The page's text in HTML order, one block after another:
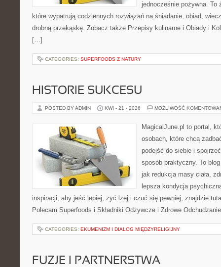
jednocześnie pożywna. To
które wypatrują codziennych rozwiązań na śniadanie, obiad,
drobną przekąskę. Zobacz także Przepisy kulinarne i Obiady i
[…]
CATEGORIES: SUPERFOODS Z NATURY
HISTORIE SUKCESU
POSTED BY ADMIN KWI - 21 - 2026 MOŻLIWOŚĆ
MagicalJune.pl to portal,
osobach, które chcą
podejść do siebie i
sposób praktyczny. To
jak redukcja masy ciała,
lepsza kondycja
inspiracji, aby jeść lepiej, żyć lżej i czuć się pewniej, znajdzie
Polecam Superfoods i Składniki Odżywcze i Zdrowe
CATEGORIES: EKUMENIZM I DIALOG MIĘDZYRELIGIJNY
FUZJE I PARTNERSTWA